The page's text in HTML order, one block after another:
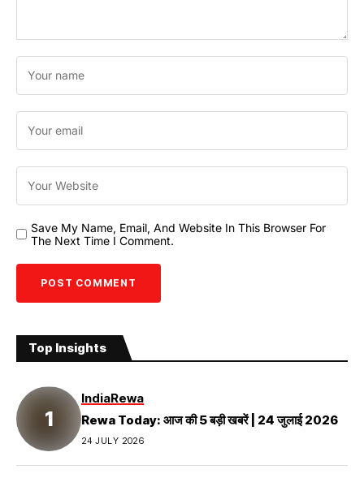
Save My Name, Email, And Website In This Browser For
The Next Time I Comment.
Top Insights
IndiaRewa
Rewa Today: आज की 5 बड़ी खबरें | 24 जुलाई 2026
24 JULY 2026